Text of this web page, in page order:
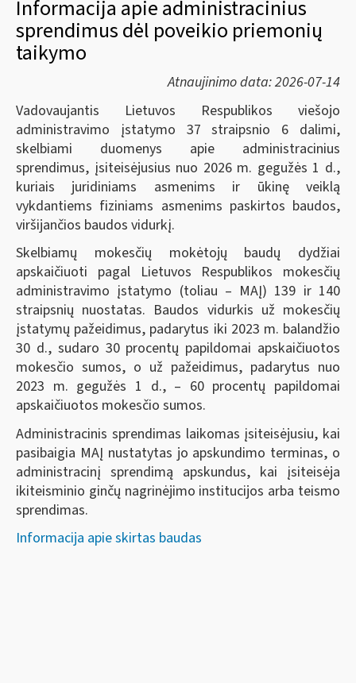
Informacija apie administracinius
sprendimus dėl poveikio priemonių
taikymo
Atnaujinimo data: 2026-07-14
Vadovaujantis Lietuvos Respublikos viešojo
administravimo įstatymo 37 straipsnio 6 dalimi,
skelbiami duomenys apie administracinius
sprendimus, įsiteisėjusius nuo 2026 m. gegužės 1 d.,
kuriais juridiniams asmenims ir ūkinę veiklą
vykdantiems fiziniams asmenims paskirtos baudos,
viršijančios baudos vidurkį.
Skelbiamų mokesčių mokėtojų baudų dydžiai
apskaičiuoti pagal Lietuvos Respublikos mokesčių
administravimo įstatymo (toliau – MAĮ) 139 ir 140
straipsnių nuostatas. Baudos vidurkis už mokesčių
įstatymų pažeidimus, padarytus iki 2023 m. balandžio
30 d., sudaro 30 procentų papildomai apskaičiuotos
mokesčio sumos, o už pažeidimus, padarytus nuo
2023 m. gegužės 1 d., – 60 procentų papildomai
apskaičiuotos mokesčio sumos.
Administracinis sprendimas laikomas įsiteisėjusiu, kai
pasibaigia MAĮ nustatytas jo apskundimo terminas, o
administracinį sprendimą apskundus, kai įsiteisėja
ikiteisminio ginčų nagrinėjimo institucijos arba teismo
sprendimas.
Informacija apie skirtas baudas